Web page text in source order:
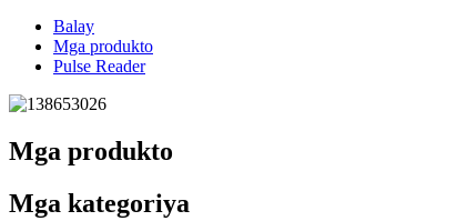
Balay
Mga produkto
Pulse Reader
Mga produkto
Mga kategoriya